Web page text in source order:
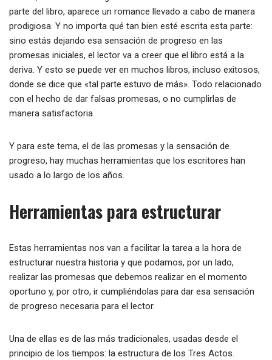
parte del libro, aparece un romance llevado a cabo de manera
prodigiosa. Y no importa qué tan bien esté escrita esta parte:
sino estás dejando esa sensación de progreso en las
promesas iniciales, el lector va a creer que el libro está a la
deriva. Y esto se puede ver en muchos libros, incluso exitosos,
donde se dice que «tal parte estuvo de más». Todo relacionado
con el hecho de dar falsas promesas, o no cumplirlas de
manera satisfactoria.
Y para este tema, el de las promesas y la sensación de
progreso, hay muchas herramientas que los escritores han
usado a lo largo de los años.
Herramientas para estructurar
Estas herramientas nos van a facilitar la tarea a la hora de
estructurar nuestra historia y que podamos, por un lado,
realizar las promesas que debemos realizar en el momento
oportuno y, por otro, ir cumpliéndolas para dar esa sensación
de progreso necesaria para el lector.
Una de ellas es de las más tradicionales, usadas desde el
principio de los tiempos: la estructura de los Tres Actos.